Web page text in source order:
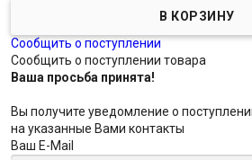
Сообщить о поступлении
Сообщить о поступлении товара
Ваша просьба принята!
Вы получите уведомление о
на указанные Вами контакты
Ваш E-Mail